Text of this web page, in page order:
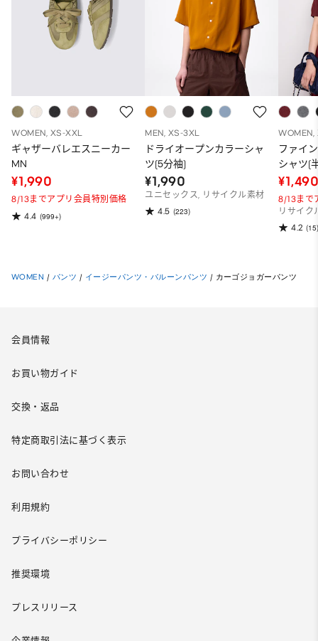
WOMEN, XS-XXL
ギャザーバレエスニーカー
MN
¥1,990
8/13までアプリ会員特別価格
4.4 (999+)
MEN, XS-3XL
ドライオープンカラーシャ
ツ(5分袖)
¥1,990
ユニセックス, リサイクル素材
4.5 (223)
WOMEN,
ファイ
シャツ(
8/13まで
リサイク
4.2 (15)
WOMEN / パンツ / イージーパンツ・バルーンパンツ / カーゴジョガーパンツ
会員情報
お買い物ガイド
交換・返品
特定商取引法に基づく表示
お問い合わせ
利用規約
プライバシーポリシー
推奨環境
プレスリリース